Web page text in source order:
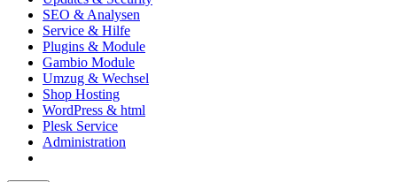
SEO & Analysen
Service & Hilfe
Plugins & Module
Gambio Module
Umzug & Wechsel
Shop Hosting
WordPress & html
Plesk Service
Administration